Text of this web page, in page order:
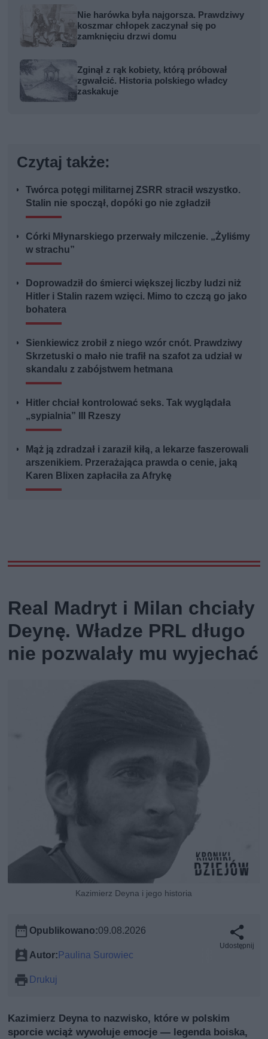
Nie harówka była najgorsza. Prawdziwy
koszmar chłopek zaczynał się po
zamknięciu drzwi domu
Zginął z rąk kobiety, którą próbował
zgwałcić. Historia polskiego władcy
zaskakuje
Czytaj także:
Twórca potęgi militarnej ZSRR stracił wszystko.
Stalin nie spoczął, dopóki go nie zgładził
Córki Młynarskiego przerwały milczenie. „Żyliśmy
w strachu”
Doprowadził do śmierci większej liczby ludzi niż
Hitler i Stalin razem wzięci. Mimo to czczą go jako
bohatera
Sienkiewicz zrobił z niego wzór cnót. Prawdziwy
Skrzetuski o mało nie trafił na szafot za udział w
skandalu z zabójstwem hetmana
Hitler chciał kontrolować seks. Tak wyglądała
„sypialnia” III Rzeszy
Mąż ją zdradzał i zaraził kiłą, a lekarze faszerowali
arszenikiem. Przerażająca prawda o cenie, jaką
Karen Blixen zapłaciła za Afrykę
Real Madryt i Milan chciały
Deynę. Władze PRL długo
nie pozwalały mu wyjechać
Kazimierz Deyna i jego historia
Opublikowano:09.08.2026
Autor: Paulina Surowiec
Drukuj
Udostępnij
Kazimierz Deyna to nazwisko, które w polskim
sporcie wciąż wywołuje emocje — legenda boiska,